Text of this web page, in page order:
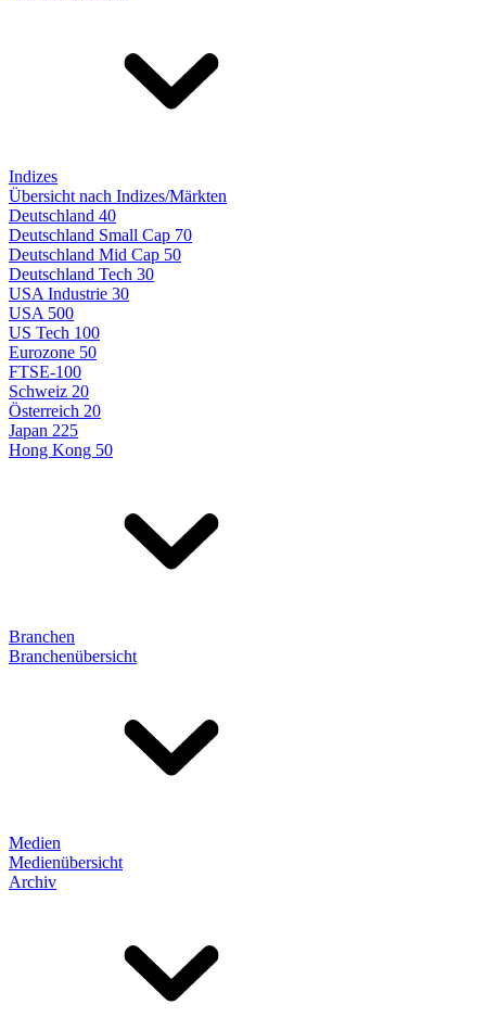
Indizes
Übersicht nach Indizes/Märkten
Deutschland 40
Deutschland Small Cap 70
Deutschland Mid Cap 50
Deutschland Tech 30
USA Industrie 30
USA 500
US Tech 100
Eurozone 50
FTSE-100
Schweiz 20
Österreich 20
Japan 225
Hong Kong 50
Branchen
Branchenübersicht
Medien
Medienübersicht
Archiv